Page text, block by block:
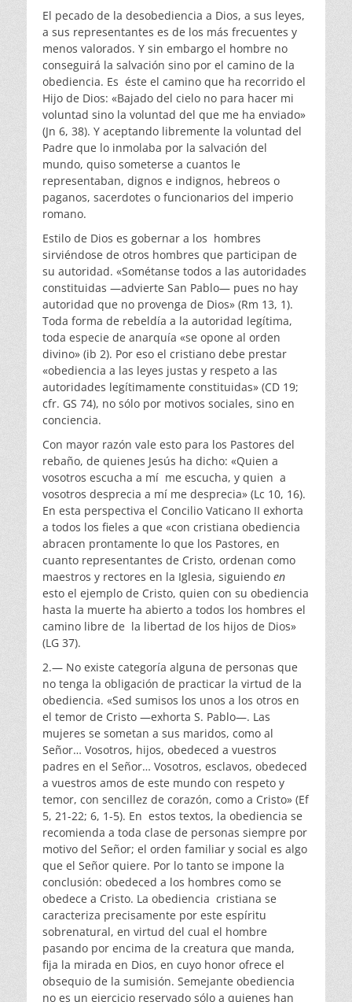
El pecado de la desobediencia a Dios, a sus leyes,
a sus representantes es de los más frecuentes y
menos valorados. Y sin embargo el hombre no
conseguirá la salvación sino por el camino de la
obediencia. Es éste el camino que ha recorrido el
Hijo de Dios: «Bajado del cielo no para hacer mi
voluntad sino la voluntad del que me ha enviado»
(Jn 6, 38). Y aceptando libremente la voluntad del
Padre que lo inmolaba por la salvación del
mundo, quiso someterse a cuantos le
representaban, dignos e indignos, hebreos o
paganos, sacerdotes o funcionarios del imperio
romano.
Estilo de Dios es gobernar a los hombres
sirviéndose de otros hombres que participan de
su autoridad. «Sométanse todos a las autoridades
constituidas —advierte San Pablo— pues no hay
autoridad que no provenga de Dios» (Rm 13, 1).
Toda forma de rebeldía a la autoridad legítima,
toda especie de anarquía «se opone al orden
divino» (ib 2). Por eso el cristiano debe prestar
«obediencia a las leyes justas y respeto a las
autoridades legítimamente constituidas» (CD 19;
cfr. GS 74), no sólo por motivos sociales, sino en
conciencia.
Con mayor razón vale esto para los Pastores del
rebaño, de quienes Jesús ha dicho: «Quien a
vosotros escucha a mí me escucha, y quien a
vosotros desprecia a mí me desprecia» (Lc 10, 16).
En esta perspectiva el Concilio Vaticano II exhorta
a todos los fieles a que «con cristiana obediencia
abracen prontamente lo que los Pastores, en
cuanto representantes de Cristo, ordenan como
maestros y rectores en la Iglesia, siguiendo en
esto el ejemplo de Cristo, quien con su obediencia
hasta la muerte ha abierto a todos los hombres el
camino libre de la libertad de los hijos de Dios»
(LG 37).
2.— No existe categoría alguna de personas que
no tenga la obligación de practicar la virtud de la
obediencia. «Sed sumisos los unos a los otros en
el temor de Cristo —exhorta S. Pablo—. Las
mujeres se sometan a sus maridos, como al
Señor… Vosotros, hijos, obedeced a vuestros
padres en el Señor… Vosotros, esclavos, obedeced
a vuestros amos de este mundo con respeto y
temor, con sencillez de corazón, como a Cristo» (Ef
5, 21-22; 6, 1-5). En estos textos, la obediencia se
recomienda a toda clase de personas siempre por
motivo del Señor; el orden familiar y social es algo
que el Señor quiere. Por lo tanto se impone la
conclusión: obedeced a los hombres como se
obedece a Cristo. La obediencia cristiana se
caracteriza precisamente por este espíritu
sobrenatural, en virtud del cual el hombre
pasando por encima de la creatura que manda,
fija la mirada en Dios, en cuyo honor ofrece el
obsequio de la sumisión. Semejante obediencia
no es un ejercicio reservado sólo a quienes han